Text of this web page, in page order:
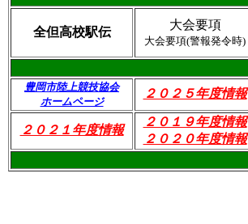
全但高校駅伝
大会要項
大会要項(警報発令時)
豊岡市陸上競技協会
ホームページ
２０２５年度情報
２０２１年度情報
２０１９年度情報
２０２０年度情報